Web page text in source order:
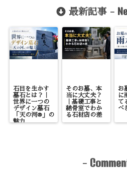
最新記事 -
石目を生かす
墓石とは？｜
世界に一つの
デザイン墓石
「天の河®」の
魅力
そのお墓、本
当に大丈夫？
｜基礎工事と
納骨室でわか
る石材店の差
お
に
て
べ
-